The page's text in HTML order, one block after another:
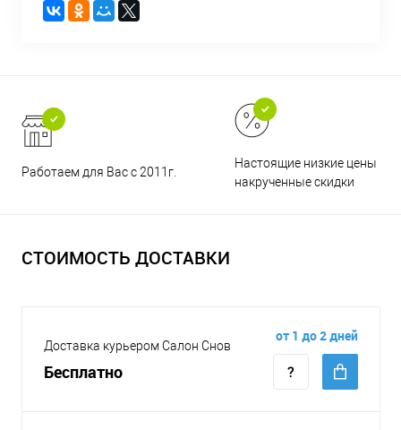
Работаем для Вас с 2011г.
Настоящие низкие цены и
накрученные скидки
СТОИМОСТЬ ДОСТАВКИ
Доставка курьером Салон Снов
Бесплатно
от 1 до 2 дней